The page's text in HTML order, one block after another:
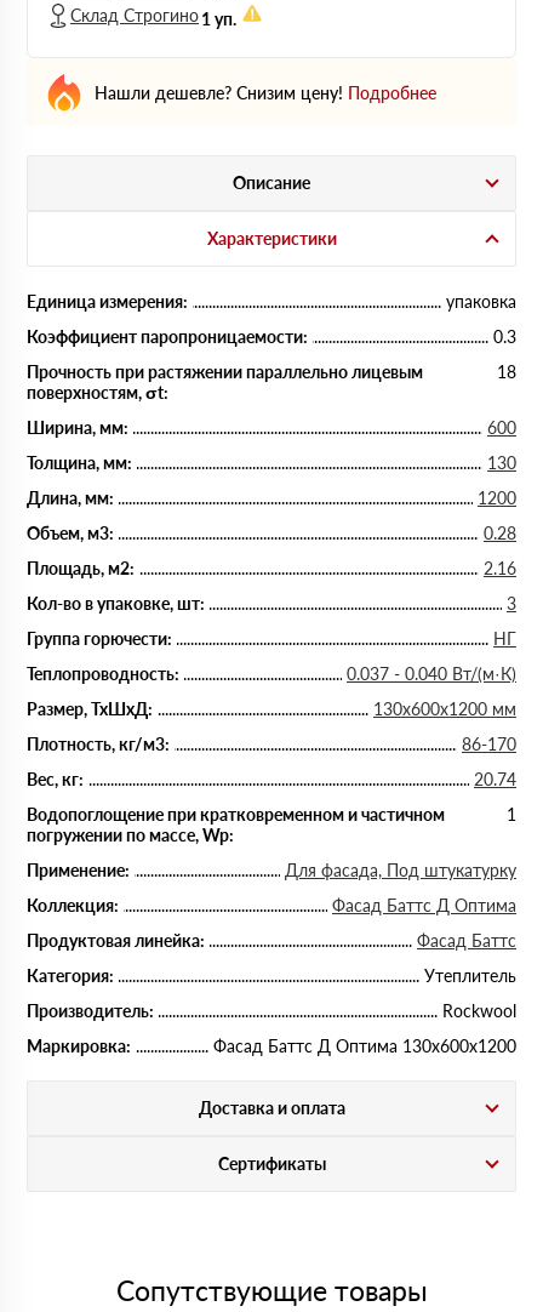
Склад Строгино1 уп.
Нашли дешевле? Снизим цену! Подробнее
Описание
Характеристики
Единица измерения:
упаковка
Коэффициент паропроницаемости:
0.3
Прочность при растяжении параллельно лицевым
поверхностям, σt:
18
Ширина, мм:
600
Толщина, мм:
130
Длина, мм:
1200
Объем, м3:
0.28
Площадь, м2:
2.16
Кол-во в упаковке, шт:
3
Группа горючести:
НГ
Теплопроводность:
0.037 - 0.040 Вт/(м·К)
Размер, ТхШхД:
130х600х1200 мм
Плотность, кг/м3:
86-170
Вес, кг:
20.74
Водопоглощение при кратковременном и частичном
погружении по массе, Wp:
1
Применение:
Для фасада, Под штукатурку
Коллекция:
Фасад Баттс Д Оптима
Продуктовая линейка:
Фасад Баттс
Категория:
Утеплитель
Производитель:
Rockwool
Маркировка:
Фасад Баттс Д Оптима 130х600х1200
Доставка и оплата
Сертификаты
Сопутствующие товары